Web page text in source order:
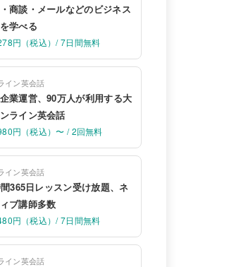
商談・メールなどのビジネス
学べる
円（税込）/ 7日間無料
イン英会話
企業運営、90万人が利用する大
ライン英会話
円（税込）〜 / 2回無料
イン英会話
365日レッスン受け放題、ネ
ブ講師多数
円（税込）/ 7日間無料
イン英会話